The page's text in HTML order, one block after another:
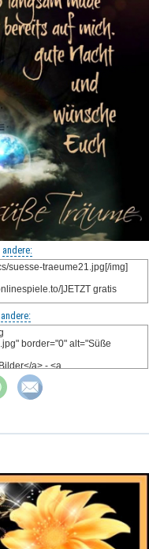
andere:
andere: